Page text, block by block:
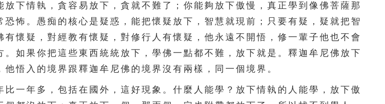
206 207 208 209 210
211 212 213 214 215
216 217 218 219 220
下情執，貪容易放下，貪就不難了；你能夠放下傲慢，真正學到像佛菩薩那
怖。愚痴的核心是疑惑，能把懷疑放下，智慧就現前；只要有疑，疑就把智
懷疑，對經教有懷疑，對修行人有懷疑，他永遠不開悟，修一輩子他也不會
如果你把這些東西統統放下，學佛一點都不難，放下就是。釋迦牟尼佛放下
悟入的境界跟釋迦牟尼佛的境界沒有兩樣，同一個境界。
年多，包括在國外，這好現象。什麼人能學？放下情執的人能學，放下傲